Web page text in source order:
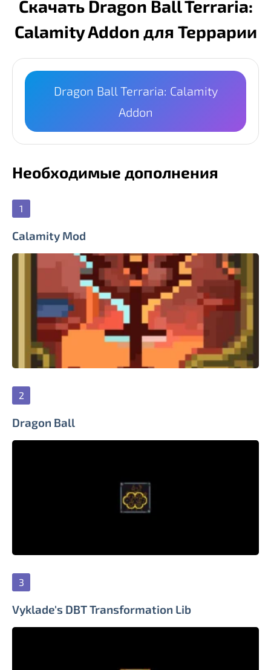
Скачать Dragon Ball Terraria:
Calamity Addon для Террарии
Dragon Ball Terraria: Calamity
Addon
Необходимые дополнения
Calamity Mod
Dragon Ball
Vyklade's DBT Transformation Lib